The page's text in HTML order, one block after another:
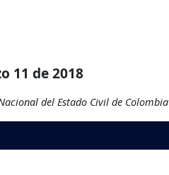
11 de 2018
del Estado Civil de Colombia